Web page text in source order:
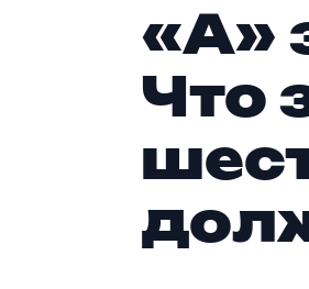
«А»
Что